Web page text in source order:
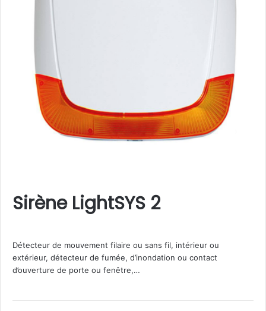
Sirène LightSYS 2
Détecteur de mouvement filaire ou sans fil, intérieur ou
extérieur, détecteur de fumée, d’inondation ou contact
d’ouverture de porte ou fenêtre,…